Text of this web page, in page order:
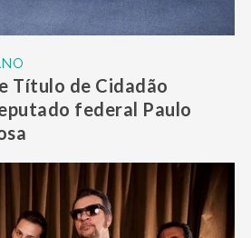
Título de Cidadão
federal Paulo